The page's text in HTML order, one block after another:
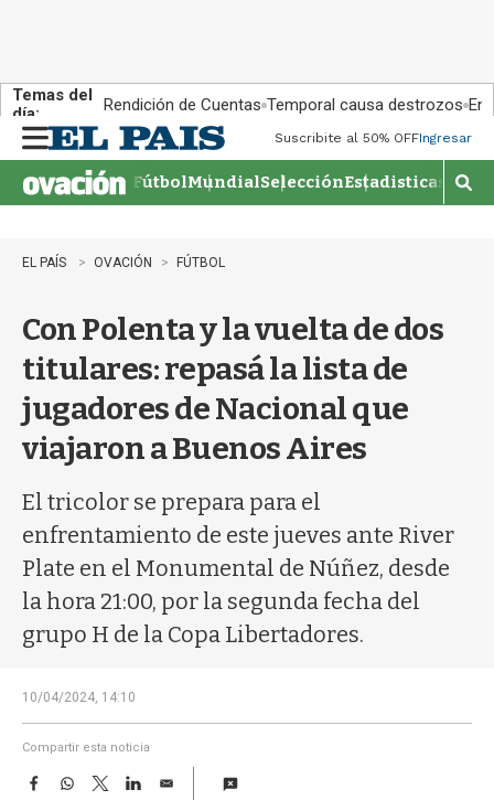
Temas del
día:
Rendición de Cuentas Temporal causa destrozos En
n
u
Suscribite al 50% OFFIngresar
FútbolMundialSelecciónEstadisticas
M
o
EL PAÍS OVACIÓN FÚTBOL
Con Polenta y la vuelta de dos
titulares: repasá la lista de
jugadores de Nacional que
viajaron a Buenos Aires
El tricolor se prepara para el
enfrentamiento de este jueves ante River
Plate en el Monumental de Núñez, desde
la hora 21:00, por la segunda fecha del
grupo H de la Copa Libertadores.
10/04/2024, 14:10
Compartir esta noticia
F
W
T
w
L
E